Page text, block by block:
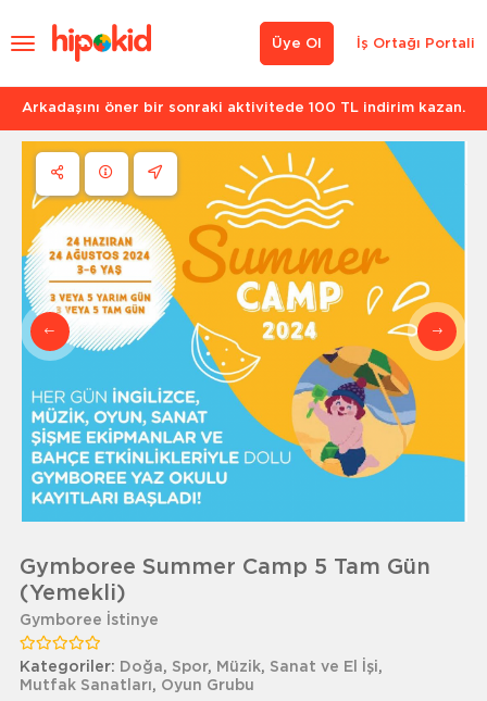
İş Ortağı Portali
Üye Ol
Arkadaşını öner bir sonraki aktivitede 100 TL indirim kazan.
Gymboree Summer Camp 5 Tam Gün
(Yemekli)
Gymboree İstinye
Kategoriler: Doğa, Spor, Müzik, Sanat ve El İşi,
Mutfak Sanatları, Oyun Grubu